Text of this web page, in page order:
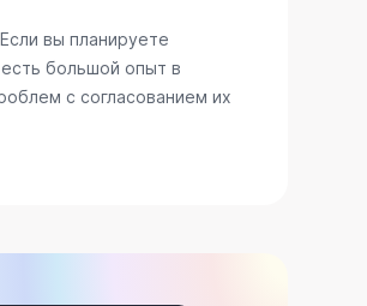
вы планируете
большой опыт в
с согласованием их